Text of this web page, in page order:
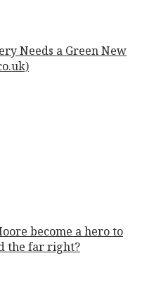
Needs a Green New
become a hero to
the far right?